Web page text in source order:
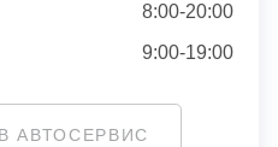
8:00-20:00
9:00-19:00
АВТОСЕРВИС